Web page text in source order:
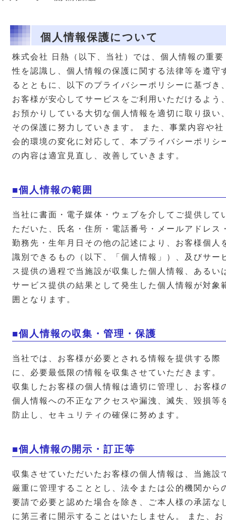
個人情報保護について
株式会社 日熱（以下、当社）では、個人情報の重要
性を認識し、個人情報の保護に関する法律等を遵守
るとともに、以下のプライバシーポリシーに基づき
お客様が安心してサービスをご利用いただけるよう
お預かりしている大切な個人情報を適切に取り扱い
その保護に努力していきます。 また、事業内容や社
会的環境の変化に対応して、本プライバシーポリシ
の内容は適宜見直し、改善していきます。
■個人情報の範囲
当社に書面・電子媒体・ウェブを介してご提供して
ただいた、氏名・住所・電話番号・メールアドレス
勤務先・生年月日その他の記述により、お客様個人
識別できるもの（以下、「個人情報」）、及びサー
ス提供の過程で当施設が収集した個人情報、あるい
サービス提供の結果として発生した個人情報が対象
囲となります。
■個人情報の収集・管理・保護
当社では、お客様が必要とされる情報を提供する際
に、必要最低限の情報を収集させていただきます。
収集したお客様の個人情報は適切に管理し、お客様
個人情報への不正なアクセスや漏洩、滅失、毀損等
防止し、セキュリティの確保に努めます。
■個人情報の開示・訂正等
収集させていただいたお客様の個人情報は、当施設
厳重に管理することとし、法令または公的機関から
要請で必要と認めた場合を除き、ご本人様の承諾な
に第三者に開示することはいたしません。 また、お